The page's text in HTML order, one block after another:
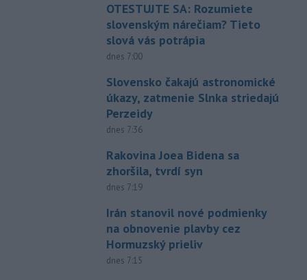
OTESTUJTE SA: Rozumiete
slovenským nárečiam? Tieto
slová vás potrápia
dnes 7:00
Slovensko čakajú astronomické
úkazy, zatmenie Slnka striedajú
Perzeidy
dnes 7:36
Rakovina Joea Bidena sa
zhoršila, tvrdí syn
dnes 7:19
Irán stanovil nové podmienky
na obnovenie plavby cez
Hormuzský prieliv
dnes 7:15